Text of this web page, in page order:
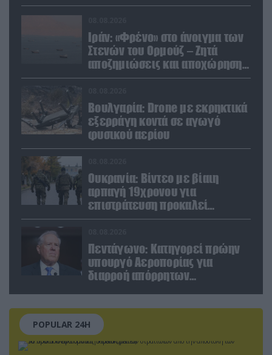
Ιράν: «Φρένο» στο άνοιγμα των
Στενών του Ορμούζ – Ζητά
αποζημιώσεις και αποχώρηση
των ΗΠΑ
Βουλγαρία: Drone με εκρηκτικά
εξερράγη κοντά σε αγωγό
φυσικού αερίου
Ουκρανία: Βίντεο με βίαιη
αρπαγή 19χρονου για
επιστράτευση προκαλεί
αντιδράσεις
Πεντάγωνο: Κατηγορεί πρώην
υπουργό Αεροπορίας για
διαρροή απόρρητων
POPULAR 24H